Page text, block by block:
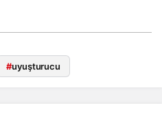
#uyuşturucu